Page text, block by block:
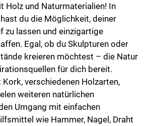
Holz und Naturmaterialien! In
du die Möglichkeit, deiner
zu lassen und einzigartige
Egal, ob du Skulpturen oder
kreieren möchtest – die Natur
für dich bereit.
verschiedenen Holzarten,
weiteren natürlichen
Umgang mit einfachen
wie Hammer, Nagel, Draht